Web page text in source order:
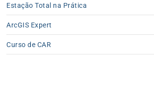
Estação Total na Prática
ArcGIS Expert
Curso de CAR